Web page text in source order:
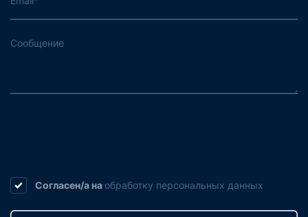
Согласен/а на обработку персональных данных